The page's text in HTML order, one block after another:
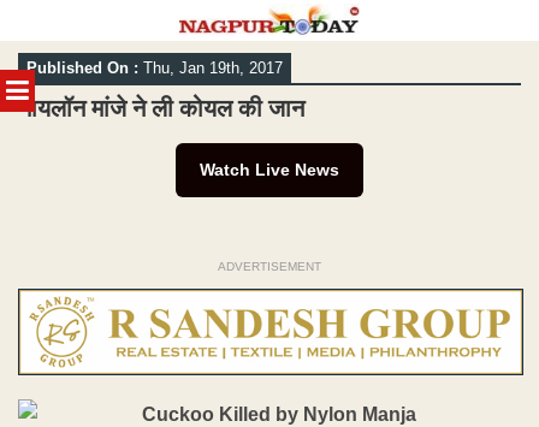
MENU
Skip
to
content
Published On : Thu, Jan 19th, 2017
नायलॉन मांजे ने ली कोयल की जान
Watch Live News
ADVERTISEMENT